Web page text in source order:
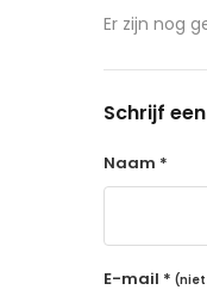
14
Binnen
De
Er zijn nog
Schrijf
Naam *
E-mail * (niet